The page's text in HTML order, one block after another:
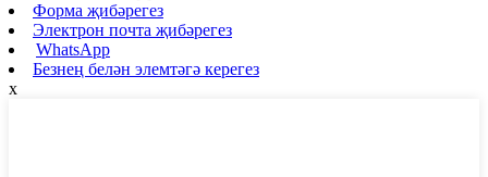
Форма җибәрегез
Электрон почта җибәрегез
WhatsApp
Безнең белән элемтәгә керегез
x